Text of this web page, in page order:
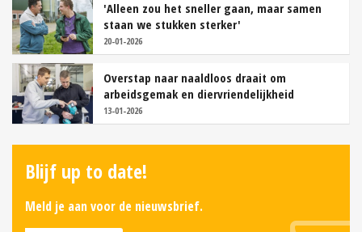
'Alleen zou het sneller gaan, maar samen
staan we stukken sterker'
20-01-2026
Overstap naar naaldloos draait om
arbeidsgemak en diervriendelijkheid
13-01-2026
Blijf up to date!
Meld je aan voor de nieuwsbrief.